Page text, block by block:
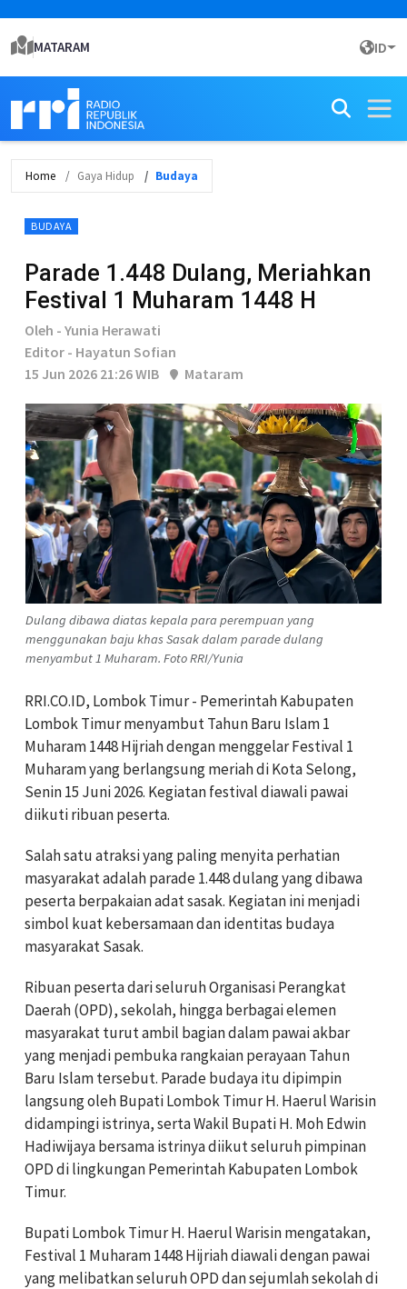
MATARAM ID
Home Gaya Hidup Budaya
BUDAYA
Parade 1.448 Dulang, Meriahkan
Festival 1 Muharam 1448 H
Oleh - Yunia Herawati
Editor - Hayatun Sofian
15 Jun 2026 21:26 WIB
Mataram
Dulang dibawa diatas kepala para perempuan yang
menggunakan baju khas Sasak dalam parade dulang
menyambut 1 Muharam. Foto RRI/Yunia
RRI.CO.ID, Lombok Timur - Pemerintah Kabupaten
Lombok Timur menyambut Tahun Baru Islam 1
Muharam 1448 Hijriah dengan menggelar Festival 1
Muharam yang berlangsung meriah di Kota Selong,
Senin 15 Juni 2026. Kegiatan festival diawali pawai
diikuti ribuan peserta.
Salah satu atraksi yang paling menyita perhatian
masyarakat adalah parade 1.448 dulang yang dibawa
peserta berpakaian adat sasak. Kegiatan ini menjadi
simbol kuat kebersamaan dan identitas budaya
masyarakat Sasak.
Ribuan peserta dari seluruh Organisasi Perangkat
Daerah (OPD), sekolah, hingga berbagai elemen
masyarakat turut ambil bagian dalam pawai akbar
yang menjadi pembuka rangkaian perayaan Tahun
Baru Islam tersebut. Parade budaya itu dipimpin
langsung oleh Bupati Lombok Timur H. Haerul Warisin
didampingi istrinya, serta Wakil Bupati H. Moh Edwin
Hadiwijaya bersama istrinya diikut seluruh pimpinan
OPD di lingkungan Pemerintah Kabupaten Lombok
Timur.
Bupati Lombok Timur H. Haerul Warisin mengatakan,
Festival 1 Muharam 1448 Hijriah diawali dengan pawai
yang melibatkan seluruh OPD dan sejumlah sekolah di